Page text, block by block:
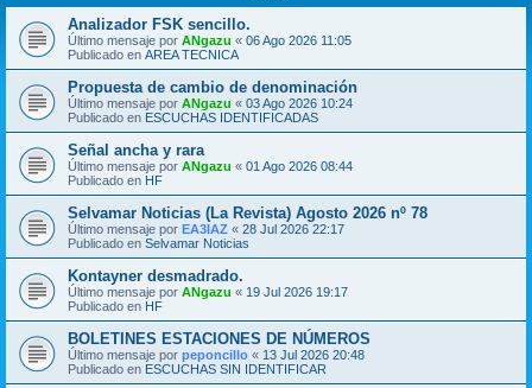
Analizador FSK sencillo.
Último mensaje por ANgazu « 06 Ago 2026 11:05
Publicado en AREA TECNICA
Propuesta de cambio de denominación
Último mensaje por ANgazu « 03 Ago 2026 10:24
Publicado en ESCUCHAS IDENTIFICADAS
Señal ancha y rara
Último mensaje por ANgazu « 01 Ago 2026 08:44
Publicado en HF
Selvamar Noticias (La Revista) Agosto 2026 nº 78
Último mensaje por EA3IAZ « 28 Jul 2026 22:17
Publicado en Selvamar Noticias
Kontayner desmadrado.
Último mensaje por ANgazu « 19 Jul 2026 19:17
Publicado en HF
BOLETINES ESTACIONES DE NÚMEROS
Último mensaje por peponcillo « 13 Jul 2026 20:48
Publicado en ESCUCHAS SIN IDENTIFICAR